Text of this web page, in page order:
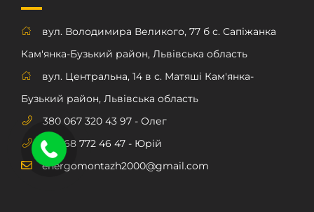
вул. Володимира Великого, 77 б с. Сапіжанка
Кам'янка-Бузький район, Львівська область
вул. Центральна, 14 в с. Матяші Кам'янка-
Бузький район, Львівська область
380 067 320 43 97 - Олег
380 68 772 46 47 - Юрій
energomontazh2000@gmail.com